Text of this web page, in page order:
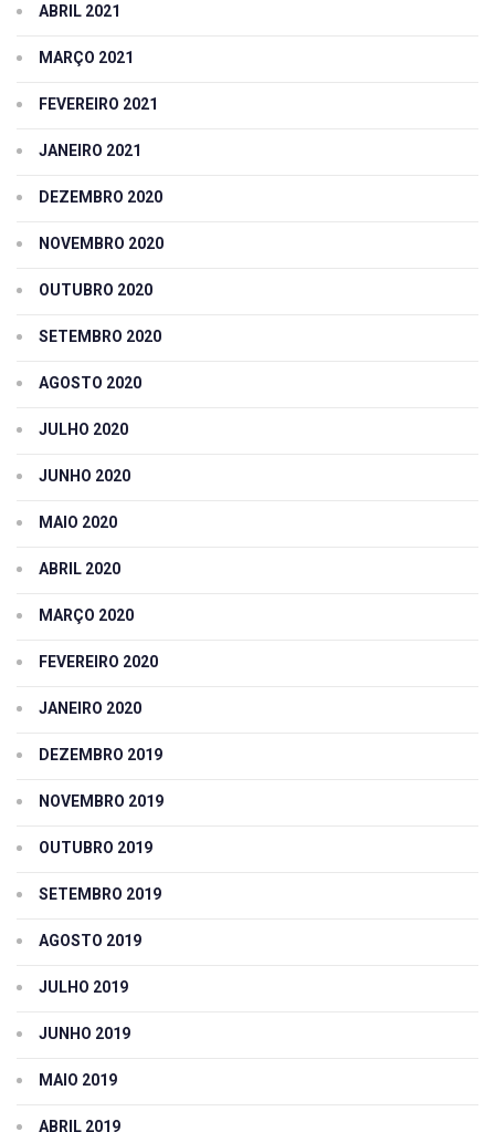
ABRIL 2021
MARÇO 2021
FEVEREIRO 2021
JANEIRO 2021
DEZEMBRO 2020
NOVEMBRO 2020
OUTUBRO 2020
SETEMBRO 2020
AGOSTO 2020
JULHO 2020
JUNHO 2020
MAIO 2020
ABRIL 2020
MARÇO 2020
FEVEREIRO 2020
JANEIRO 2020
DEZEMBRO 2019
NOVEMBRO 2019
OUTUBRO 2019
SETEMBRO 2019
AGOSTO 2019
JULHO 2019
JUNHO 2019
MAIO 2019
ABRIL 2019